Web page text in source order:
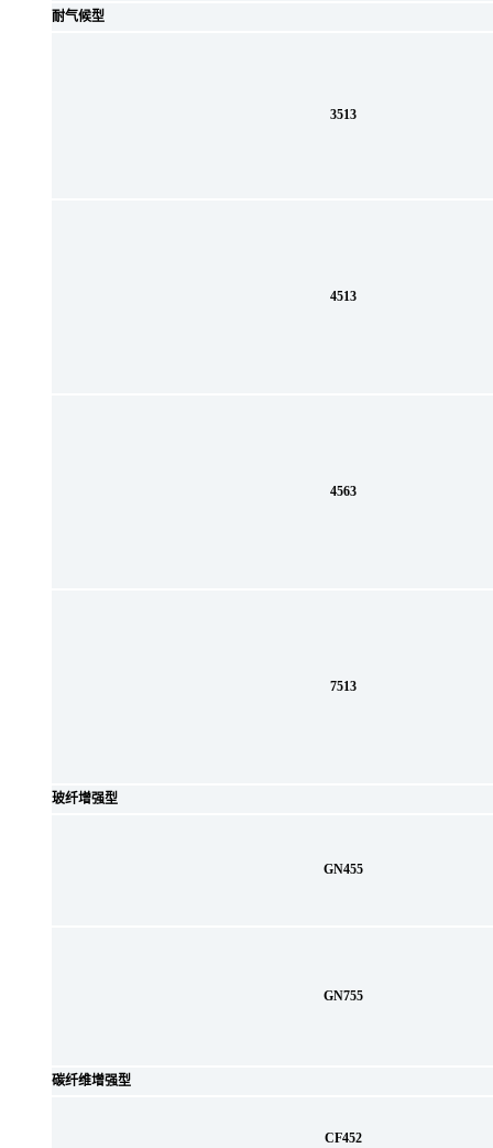
耐气候型
3513
4513
4563
7513
玻纤增强型
GN455
GN755
碳纤维增强型
CF452